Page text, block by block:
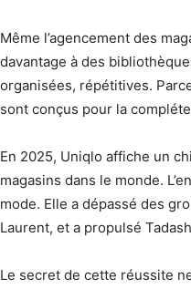
Même l’agencement des
davantage à des
organisées, répétitives.
sont conçus pour la
En 2025, Uniqlo affiche un
magasins dans le monde.
mode. Elle a dépassé des
Laurent, et a propulsé
Le secret de cette réussite